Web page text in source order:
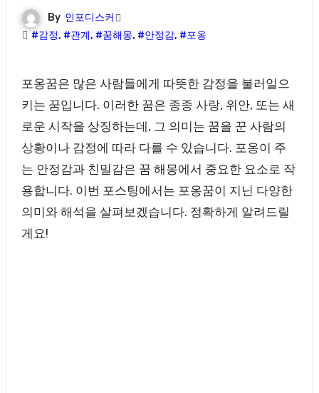
By 인포디스커
#감정, #관계, #꿈해몽, #안정감, #포옹
포옹꿈은 많은 사람들에게 따뜻한 감정을 불러일으
키는 꿈입니다. 이러한 꿈은 종종 사랑, 위안, 또는 새
로운 시작을 상징하는데, 그 의미는 꿈을 꾼 사람의
상황이나 감정에 따라 다를 수 있습니다. 포옹이 주
는 안정감과 친밀감은 꿈 해몽에서 중요한 요소로 작
용합니다. 이번 포스팅에서는 포옹꿈이 지닌 다양한
의미와 해석을 살펴보겠습니다. 정확하게 알려드릴
게요!